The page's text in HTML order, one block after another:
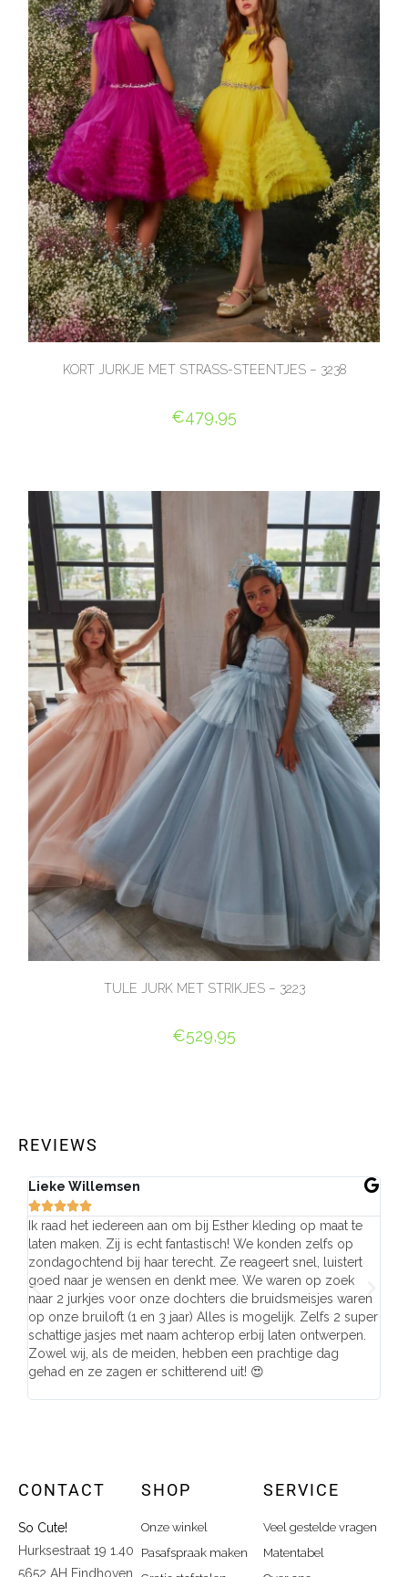
KORT JURKJE MET STRASS-STEENTJES – 3238
€479,95
TULE JURK MET STRIKJES – 3223
€529,95
REVIEWS
Lieke Willemsen

Ik raad het iedereen aan om bij Esther kleding op maat te
laten maken. Zij is echt fantastisch! We konden zelfs op
zondagochtend bij haar terecht. Ze reageert snel, luistert
goed naar je wensen en denkt mee. We waren op zoek
naar 2 jurkjes voor onze dochters die bruidsmeisjes waren
op onze bruiloft (1 en 3 jaar) Alles is mogelijk. Zelfs 2 super
schattige jasjes met naam achterop erbij laten ontwerpen.
Zowel wij, als de meiden, hebben een prachtige dag
gehad en ze zagen er schitterend uit! 😍
CONTACT
So Cute!
Hurksestraat 19 1.40
5652 AH Eindhoven
SHOP
Onze winkel
Pasafspraak maken
SERVICE
Veel gestelde vragen
Matentabel